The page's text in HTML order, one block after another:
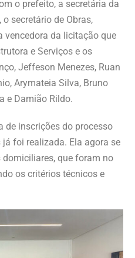
o prefeito, a secretária da
secretário de Obras,
vencedora da licitação que
e Serviços e os
Jeffeson Menezes, Ruan
Arymateia Silva, Bruno
e Damião Rildo.
de inscrições do processo
foi realizada. Ela agora se
que foram no
os critérios técnicos e